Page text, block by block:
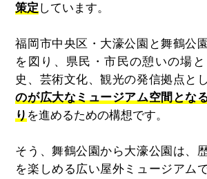
策定 しています。
福岡市中央区・大濠公園と舞鶴公
を図り、県民・市民の憩いの場
史、芸術文化、観光の発信拠点と
のが広大なミュージアム空間とな
り を進めるための構想です。
そう、舞鶴公園から大濠公園は、
を楽しめる広い屋外ミュージアム